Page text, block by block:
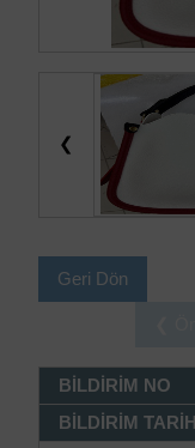
❮
Geri Dön
BİLDİRİM NO
BİLDİRİM TARİHİ